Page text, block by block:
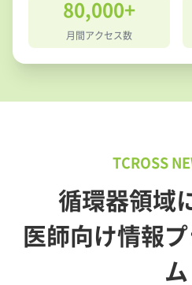
80,000+
月間アクセス数
TCROSS
循環器領域
医師向け情報
ム